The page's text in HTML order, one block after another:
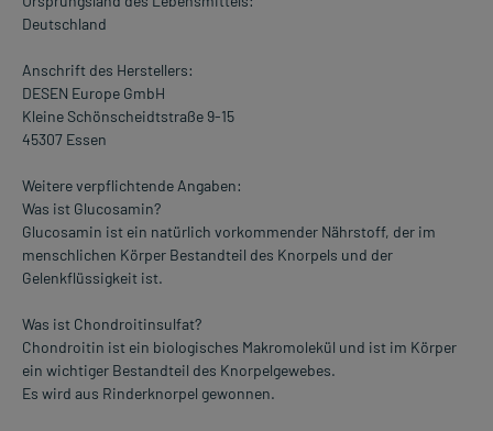
Deutschland
Anschrift des Herstellers:
DESEN Europe GmbH
Kleine Schönscheidtstraße 9-15
45307 Essen
Weitere verpflichtende Angaben:
Was ist Glucosamin?
Glucosamin ist ein natürlich vorkommender Nährstoff, der im
menschlichen Körper Bestandteil des Knorpels und der
Gelenkflüssigkeit ist.
Was ist Chondroitinsulfat?
Chondroitin ist ein biologisches Makromolekül und ist im Körper
ein wichtiger Bestandteil des Knorpelgewebes.
Es wird aus Rinderknorpel gewonnen.